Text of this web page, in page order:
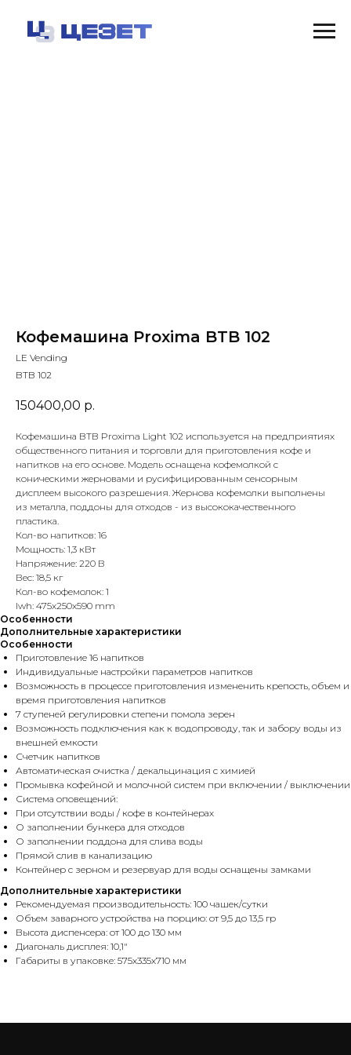
Кофемашина Proxima BTB 102
LE Vending
BTB 102
150400,00 р.
Кофемашина BTB Proxima Light 102 используется на предприятиях
общественного питания и торговли для приготовления кофе и
напитков на его основе. Модель оснащена кофемолкой с
коничеcкими жерновами и русифицированным сенсорным
дисплеем высокого разрешения. Жернова кофемолки выполнены
из металла, поддоны для отходов - из высококачественного
пластика.
Кол-во напитков: 16
Мощность: 1,3 кВт
Напряжение: 220 В
Вес: 18,5 кг
Кол-во кофемолок: 1
lwh: 475x250x590 mm
Особенности
Дополнительные характеристики
Особенности
Приготовление 16 напитков
Индивидуальные настройки параметров напитков
Возможность в процессе приготовления измененить крепость, объем и
время приготовления напитков
7 ступеней регулировки степени помола зерен
Возможность подключения как к водопроводу, так и забору воды из
внешней емкости
Счетчик напитков
Автоматическая очистка / декальцинация с химией
Промывка кофейной и молочной систем при включении / выключении
Система оповещений:
При отсутствии воды / кофе в контейнерах
О заполнении бункера для отходов
О заполнении поддона для слива воды
Прямой слив в канализацию
Контейнер с зерном и резервуар для воды оснащены замками
Дополнительные характеристики
Рекомендуемая производительность: 100 чашек/сутки
Объем заварного устройства на порцию: от 9,5 до 13,5 гр
Высота диспенсера: от 100 до 130 мм
Диагональ дисплея: 10,1"
Габариты в упаковке: 575х335х710 мм